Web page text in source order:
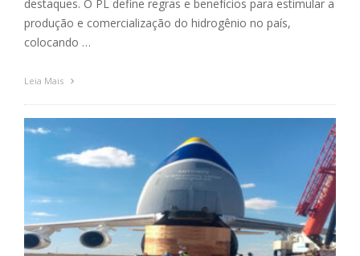
destaques. O PL define regras e benefícios para estimular a
produção e comercialização do hidrogênio no país,
colocando …
Leia Mais